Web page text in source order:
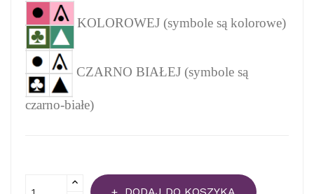
KOLOROWEJ (symbole są kolorowe)
CZARNO BIAŁEJ (symbole są
czarno-białe)